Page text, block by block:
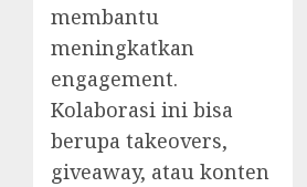
membantu
meningkatkan
engagement.
Kolaborasi ini bisa
berupa takeovers,
giveaway, atau konten